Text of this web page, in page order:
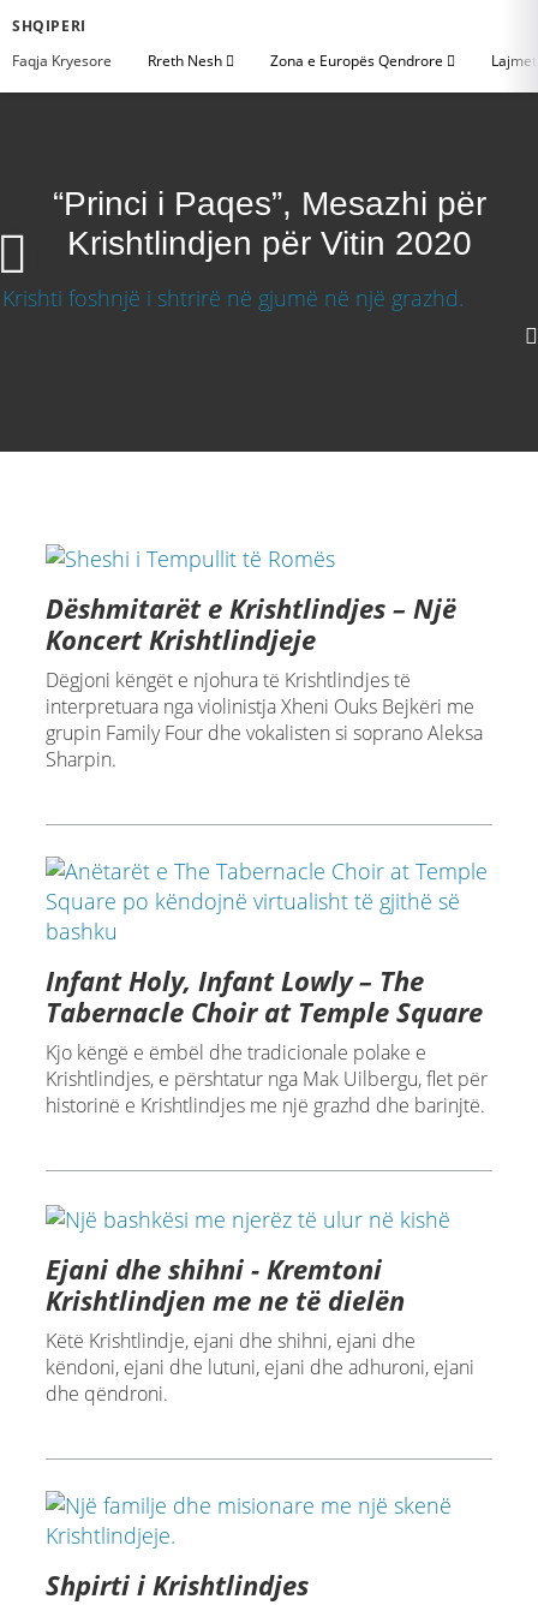
SHQIPERI
Faqja Kryesore
Rreth Nesh Zona e Europës Qendrore
“Princi i Paqes”, Mesazhi për
Krishtlindjen për Vitin 2020
Dëshmitarët e Krishtlindjes – Një
Koncert Krishtlindjeje
Dëgjoni këngët e njohura të Krishtlindjes të
interpretuara nga violinistja Xheni Ouks Bejkëri me
grupin Family Four dhe vokalisten si soprano Aleksa
Sharpin.
Infant Holy, Infant Lowly – The
Tabernacle Choir at Temple Square
Kjo këngë e ëmbël dhe tradicionale polake e
Krishtlindjes, e përshtatur nga Mak Uilbergu, flet për
historinë e Krishtlindjes me një grazhd dhe barinjtë.
Ejani dhe shihni - Kremtoni
Krishtlindjen me ne të dielën
Këtë Krishtlindje, ejani dhe shihni, ejani dhe
këndoni, ejani dhe lutuni, ejani dhe adhuroni, ejani
dhe qëndroni.
Shpirti i Krishtlindjes